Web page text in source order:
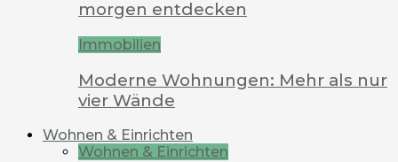
morgen entdecken
Immobilien
Moderne Wohnungen: Mehr als nur
vier Wände
Wohnen & Einrichten
Wohnen & Einrichten